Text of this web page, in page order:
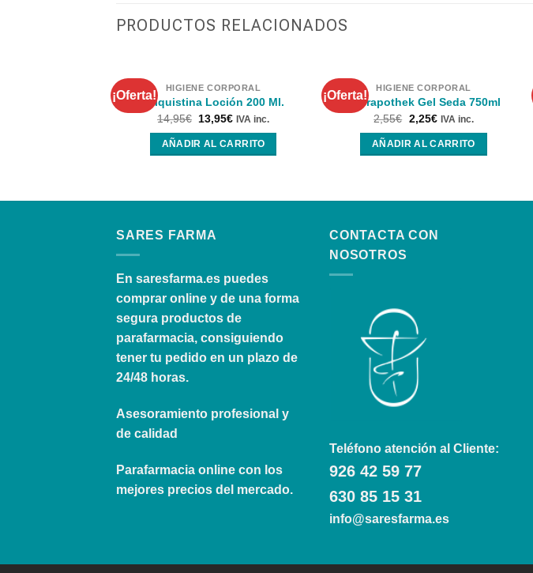
PRODUCTOS RELACIONADOS
¡Oferta!
HIGIENE CORPORAL
Talquistina Loción 200 Ml.
14,95€ 13,95€ IVA inc.
AÑADIR AL CARRITO
¡Oferta!
HIGIENE CORPORAL
Interapothek Gel Seda 750ml
2,55€ 2,25€ IVA inc.
AÑADIR AL CARRITO
SARES FARMA
En saresfarma.es puedes
comprar online y de una forma
segura productos de
parafarmacia, consiguiendo
tener tu pedido en un plazo de
24/48 horas.
Asesoramiento profesional y
de calidad
Parafarmacia online con los
mejores precios del mercado.
CONTACTA CON
NOSOTROS
Teléfono atención al Cliente:
926 42 59 77
630 85 15 31
info@saresfarma.es